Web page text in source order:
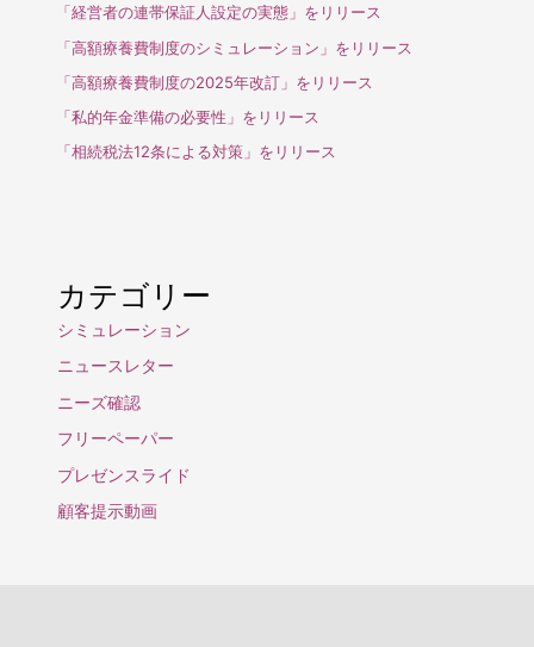
「経営者の連帯保証人設定の実態」をリリース
「高額療養費制度のシミュレーション」をリリース
「高額療養費制度の2025年改訂」をリリース
「私的年金準備の必要性」をリリース
「相続税法12条による対策」をリリース
カテゴリー
シミュレーション
ニュースレター
ニーズ確認
フリーペーパー
プレゼンスライド
顧客提示動画